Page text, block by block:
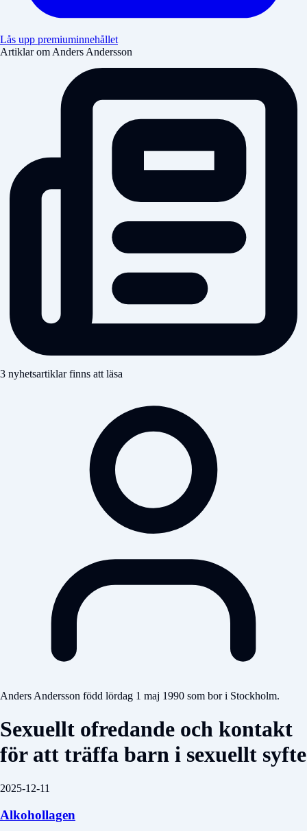
Lås upp premiuminnehållet
Artiklar om Anders Andersson
3 nyhetsartiklar finns att läsa
Anders Andersson född lördag 1 maj 1990 som bor i Stockholm.
Sexuellt ofredande och kontakt
för att träffa barn i sexuellt syfte
2025-12-11
Alkohollagen